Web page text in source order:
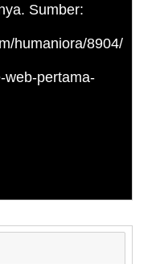
Sumber:
humaniora/8904/
web-pertama-